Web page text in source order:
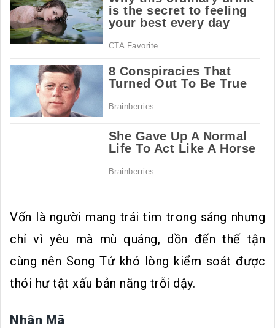
Vốn là người mang trái tim trong sáng nhưng
chỉ vì yêu mà mù quáng, dồn đến thế tận
cùng nên Song Tử khó lòng kiểm soát được
thói hư tật xấu bản năng trỗi dậy.
Nhân Mã